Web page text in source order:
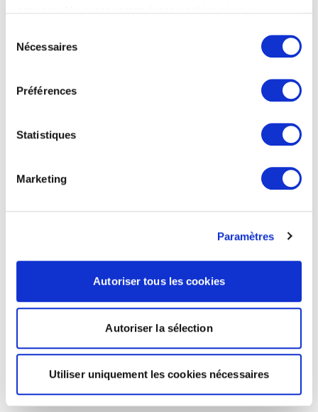
Nécessaires
Préférences
Statistiques
Marketing
Paramètres
Autoriser tous les cookies
Autoriser la sélection
Utiliser uniquement les cookies nécessaires